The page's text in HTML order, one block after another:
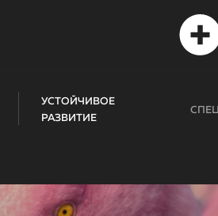
УСТОЙЧИВОЕ
РАЗВИТИЕ